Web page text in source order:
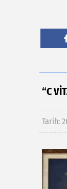
“C
Tarih: